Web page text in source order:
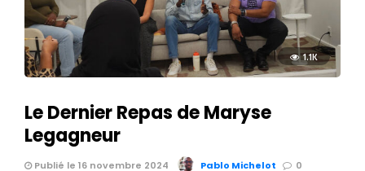
1.1K
Le Dernier Repas de Maryse
Legagneur
Publié le 16 novembre 2024 Pablo Michelot 0